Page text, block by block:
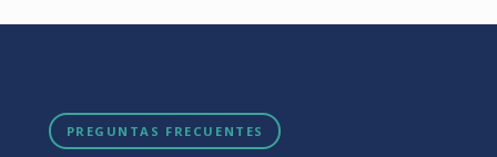
PREGUNTAS FRECUENTES